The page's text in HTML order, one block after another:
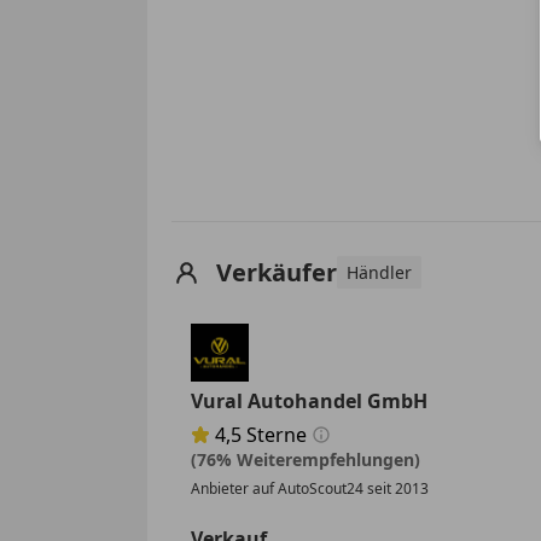
Verkäufer Händler
Vural Autohandel GmbH
Sternebewertung 4.5 von 5
4,5Sterne
(76% Weiterempfehlungen)
Anbieter auf AutoScout24 seit 2013